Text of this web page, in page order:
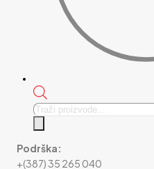
Products
Podrška:
+(387) 35 265 040